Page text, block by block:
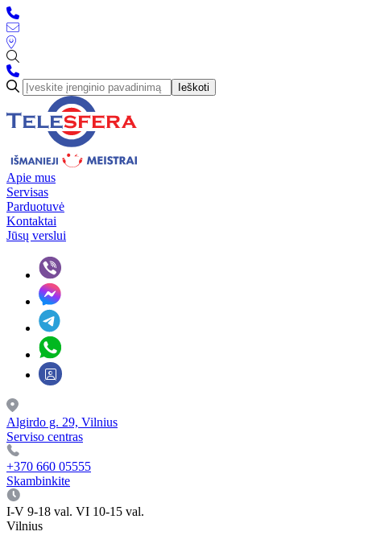
Ieškoti
Apie mus
Servisas
Parduotuvė
Kontaktai
Jūsų verslui
Algirdo g. 29, Vilnius
Serviso centras
+370 660 05555
Skambinkite
I-V 9-18 val. VI 10-15 val.
Vilnius